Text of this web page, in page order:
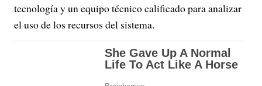
tecnología y un equipo técnico calificado para analizar
el uso de los recursos del sistema.